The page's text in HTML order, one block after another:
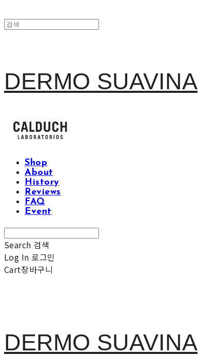
DERMO SUAVINA
Shop
About
History
Reviews
FAQ
Event
Search 검색
Log In 로그인
Cart장바구니
DERMO SUAVINA